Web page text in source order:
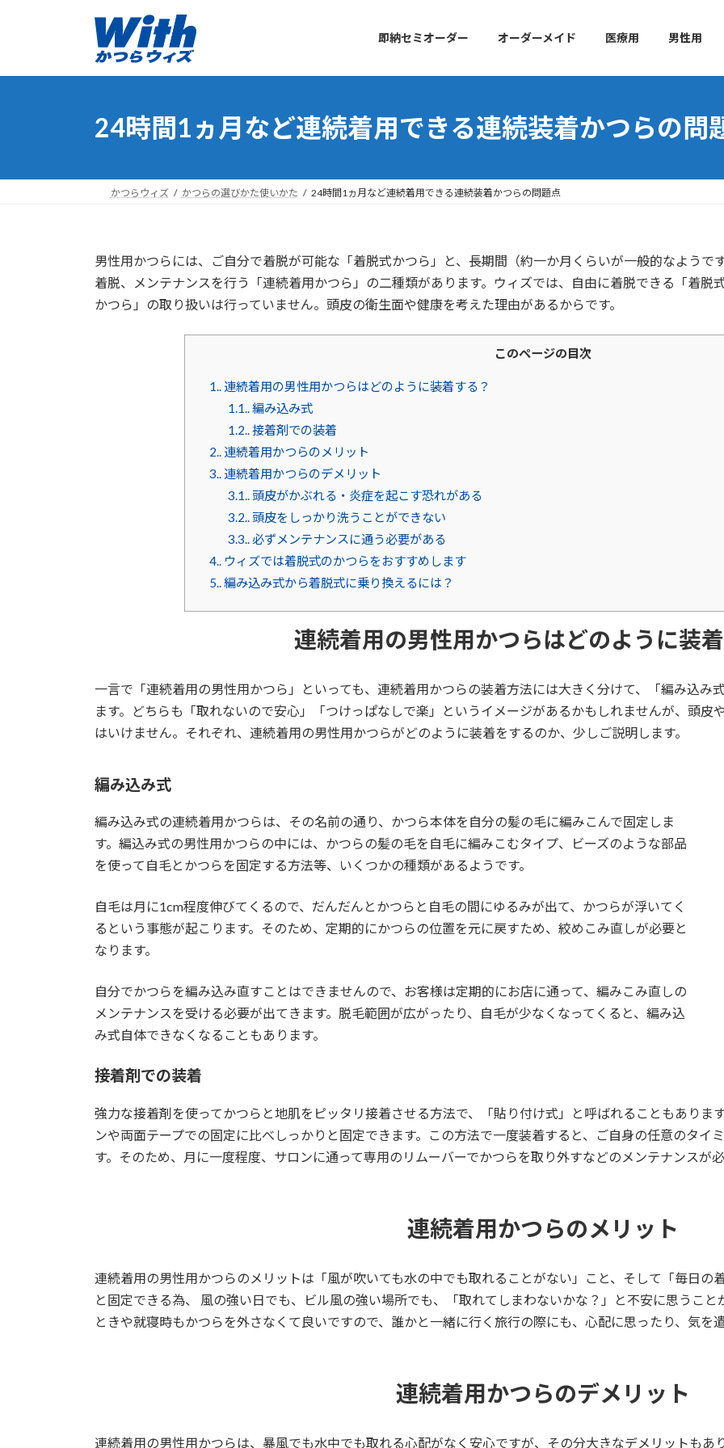
プ
動
即納セミオーダー オーダーメイド 医療用 男性用
24時間1ヵ月など連続着用できる連続装着かつらの問
かつらウィズ かつらの選びかた使いかた 24時間1ヵ月など連続着用できる連続装着かつらの問題点
男性用かつらには、ご自分で着脱が可能な「着脱式かつら」と、長期間（約一か月くらいが一般的なようで
着脱、メンテナンスを行う「連続着用かつら」の二種類があります。ウィズでは、自由に着脱できる「着脱
かつら」の取り扱いは行っていません。頭皮の衛生面や健康を考えた理由があるからです。
このページの目次
1. 連続着用の男性用かつらはどのように装着する？
1.1. 編み込み式
1.2. 接着剤での装着
2. 連続着用かつらのメリット
3. 連続着用かつらのデメリット
3.1. 頭皮がかぶれる・炎症を起こす恐れがある
3.2. 頭皮をしっかり洗うことができない
3.3. 必ずメンテナンスに通う必要がある
4. ウィズでは着脱式のかつらをおすすめします
5. 編み込み式から着脱式に乗り換えるには？
連続着用の男性用かつらはどのように装
一言で「連続着用の男性用かつら」といっても、連続着用かつらの装着方法には大きく分けて、「編み込み
ます。どちらも「取れないので安心」「つけっぱなしで楽」というイメージがあるかもしれませんが、頭皮
はいけません。それぞれ、連続着用の男性用かつらがどのように装着をするのか、少しご説明します。
編み込み式
編み込み式の連続着用かつらは、その名前の通り、かつら本体を自分の髪の毛に編みこんで固定しま
す。編込み式の男性用かつらの中には、かつらの髪の毛を自毛に編みこむタイプ、ビーズのような部品
を使って自毛とかつらを固定する方法等、いくつかの種類があるようです。
自毛は月に1cm程度伸びてくるので、だんだんとかつらと自毛の間にゆるみが出て、かつらが浮いてく
るという事態が起こります。そのため、定期的にかつらの位置を元に戻すため、絞めこみ直しが必要と
なります。
自分でかつらを編み込み直すことはできませんので、お客様は定期的にお店に通って、編みこみ直しの
メンテナンスを受ける必要が出てきます。脱毛範囲が広がったり、自毛が少なくなってくると、編み込
み式自体できなくなることもあります。
接着剤での装着
強力な接着剤を使ってかつらと地肌をピッタリ接着させる方法で、「貼り付け式」と呼ばれることもありま
ンや両面テープでの固定に比べしっかりと固定できます。この方法で一度装着すると、ご自身の任意のタイ
す。そのため、月に一度程度、サロンに通って専用のリムーバーでかつらを取り外すなどのメンテナンスが
連続着用かつらのメリット
連続着用の男性用かつらのメリットは「風が吹いても水の中でも取れることがない」こと、そして「毎日の
と固定できる為、 風の強い日でも、ビル風の強い場所でも、「取れてしまわないかな？」と不安に思うこ
ときや就寝時もかつらを外さなくて良いですので、誰かと一緒に行く旅行の際にも、心配に思ったり、気を
連続着用かつらのデメリット
連続着用の男性用かつらは、暴風でも水中でも取れる心配がなく安心ですが、その分大きなデメリットもあ